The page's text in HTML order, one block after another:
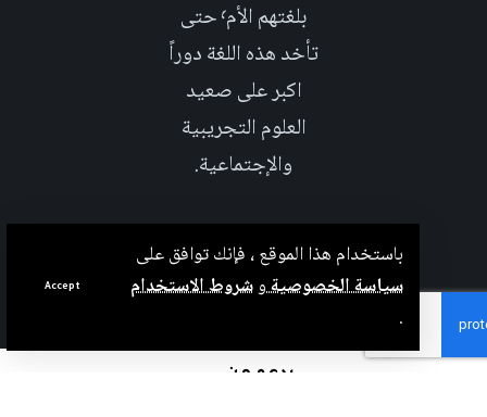
باستخدام هذا الموقع ، فإنك توافق على
سياسة الخصوصيةوشروط الاستخدام
بلغتهم الأم٬ حتى
تأخد هذه اللغة دوراً
اكبر على صعيد
العلوم التجريبية
والإجتماعية.
بدعم من